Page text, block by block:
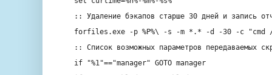
:: Удаление бэкапов старше 30 дней и
forfiles.exe -p %P%\ -s -m *.* -d -30 -c
"cmd
:: Список возможных параметров передаваемых
if
"%1"=="manager" GOTO manager